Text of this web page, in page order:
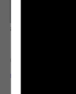
สังเกตและเรียนรู้
ครู
ยูมิ ชายน์ เซดจ์วิก